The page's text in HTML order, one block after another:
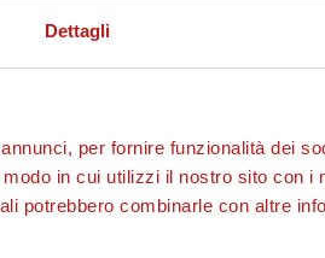
Dettagli
per fornire funzionalità dei
in cui utilizzi il nostro sito con i
potrebbero combinarle con altre